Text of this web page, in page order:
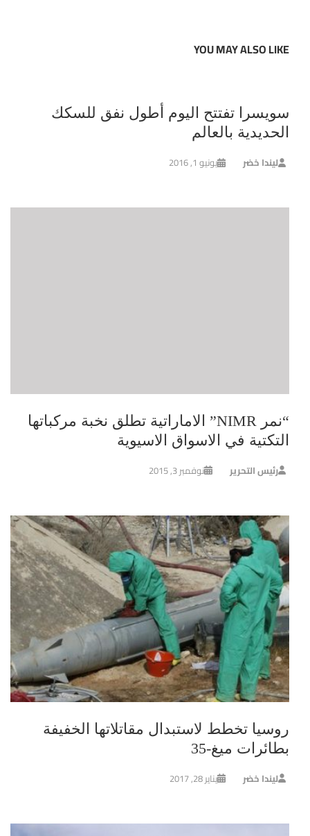
YOU MAY ALSO LIKE
سويسرا تفتتح اليوم أطول نفق للسكك
الحديدية بالعالم
ليندا خضر يونيو 1, 2016
“نمر NIMR” الاماراتية تطلق نخبة مركباتها
التكتية في الاسواق الاسيوية
رئيس التحرير نوفمبر 3, 2015
روسيا تخطط لاستبدال مقاتلاتها الخفيفة
بطائرات ميغ-35
ليندا خضر يناير 28, 2017